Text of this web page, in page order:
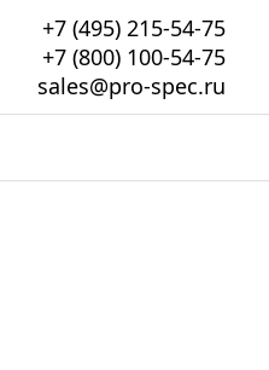
+7 (495) 215-54-75
+7 (800) 100-54-75
sales@pro-spec.ru